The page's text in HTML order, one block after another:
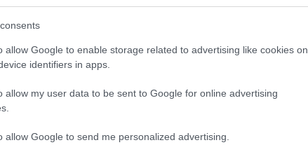
allow Google to enable storage related to advertising like cookies on
identifiers in apps.
allow my user data to be sent to Google for online advertising
allow Google to send me personalized advertising.
Paks II.: Mit jelent az 5. blokk új
mérföldköve a felülvizsgálat
árnyékában?
közelében lévő logisztikai bázis út-